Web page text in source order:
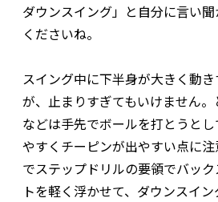
ダウンスイング」と自分に言い
くださいね。
スイング中に下半身が大きく動
が、止まりすぎてもいけません
などは手先でボールを打とうと
やすくチーピンが出やすい点に
でステップドリルの要領でバッ
トを軽く浮かせて、ダウンスイ